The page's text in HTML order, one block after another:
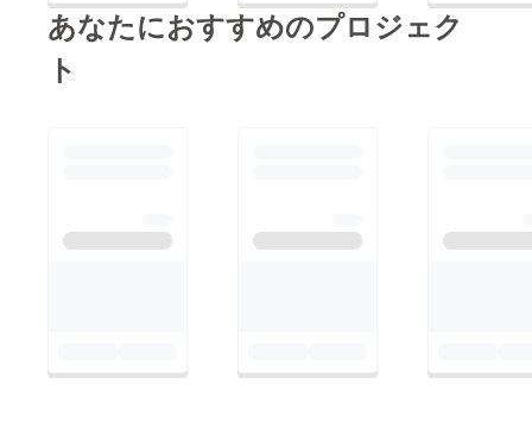
あなたにおすすめのプロジェク
ト